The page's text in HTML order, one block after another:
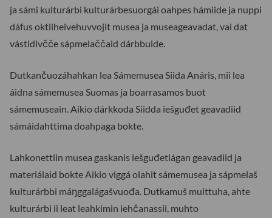
ja sámi kulturárbi kulturárbesuorgái oahpes hámiide ja nuppi
dáfus oktiiheivehuvvojit musea ja museageavadat, vai dat
vástidivčče sápmelaččaid dárbbuide.
Dutkančuozáhahkan lea Sámemusea Siida Anáris, mii lea
áidna sámemusea Suomas ja boarrasamos buot
sámemuseain. Aikio dárkkoda Siidda iešguđet geavadiid
sámáidahttima doahpaga bokte.
Lahkonettiin musea gaskanis iešguđetlágan geavadiid ja
materiálaid bokte Aikio viggá olahit sámemusea ja sápmelaš
kulturárbbi máŋggalágašvuođa. Dutkamuš muittuha, ahte
kulturárbi ii leat leahkimin iehčanassii, muhto